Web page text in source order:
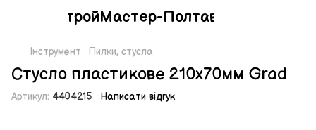
СтройМастер-Полтава
Інструмент Пилки, стусла
Стусло пластикове 210х70мм Grad
Артикул: 4404215 Написати відгук